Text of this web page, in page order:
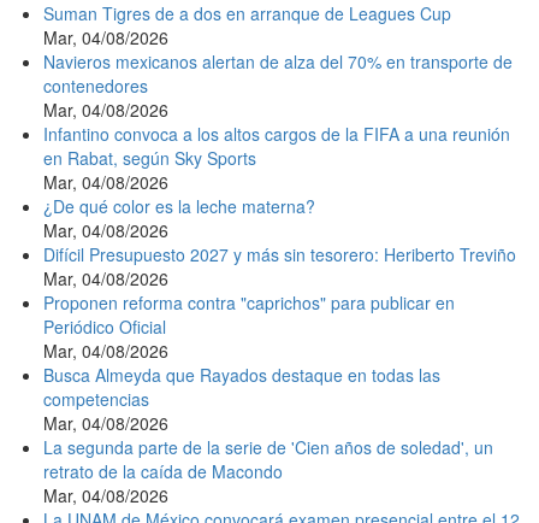
Suman Tigres de a dos en arranque de Leagues Cup
Mar, 04/08/2026
Navieros mexicanos alertan de alza del 70% en transporte de
contenedores
Mar, 04/08/2026
Infantino convoca a los altos cargos de la FIFA a una reunión
en Rabat, según Sky Sports
Mar, 04/08/2026
¿De qué color es la leche materna?
Mar, 04/08/2026
Difícil Presupuesto 2027 y más sin tesorero: Heriberto Treviño
Mar, 04/08/2026
Proponen reforma contra "caprichos" para publicar en
Periódico Oficial
Mar, 04/08/2026
Busca Almeyda que Rayados destaque en todas las
competencias
Mar, 04/08/2026
La segunda parte de la serie de 'Cien años de soledad', un
retrato de la caída de Macondo
Mar, 04/08/2026